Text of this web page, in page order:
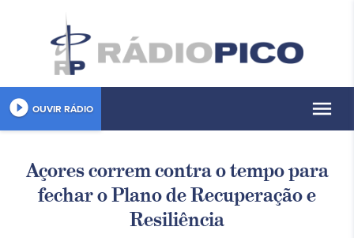
play_circle_filled OUVIR RÁDIO menu
Açores correm contra o tempo para
fechar o Plano de Recuperação e
Resiliência